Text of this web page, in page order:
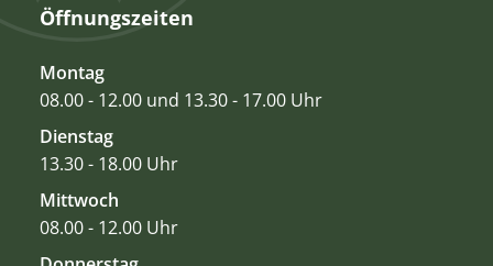
Öffnungszeiten
Montag
08.00 - 12.00 und 13.30 - 17.00 Uhr
Dienstag
13.30 - 18.00 Uhr
Mittwoch
08.00 - 12.00 Uhr